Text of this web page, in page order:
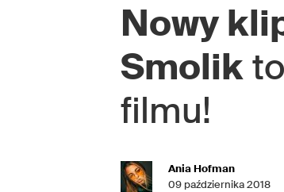
Nowy
Smolik
filmu!
Ania Hofman
09 października 2018